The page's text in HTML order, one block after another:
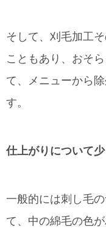
そして、刈毛加工
こともあり、おそ
て、メニューから
す。
仕上がりについて少
一般的には刺し毛
て、中の綿毛の色